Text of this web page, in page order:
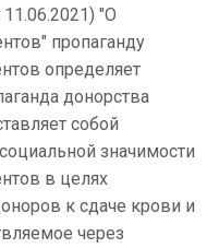
"О
пропаганду
определяет
донорства
собой
значимости
в целях
к сдаче крови и
через